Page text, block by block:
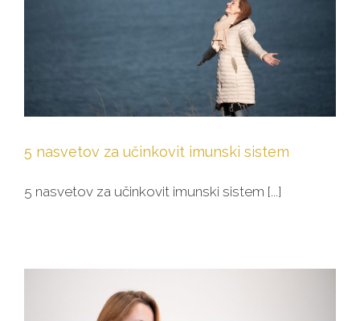
5 nasvetov za učinkovit imunski sistem
5 nasvetov za učinkovit imunski sistem [...]